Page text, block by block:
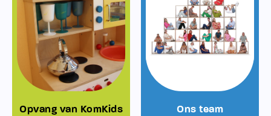
Opvang van KomKids Ons team